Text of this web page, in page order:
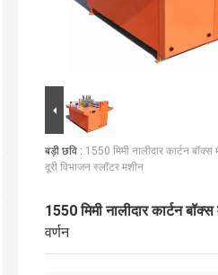
बड़ी छवि : 1550 मिमी नालीदार कार्टन
दूरी विभाजन स्लॉटर मशीन
1550 मिमी नालीदार कार्टन
वर्णन